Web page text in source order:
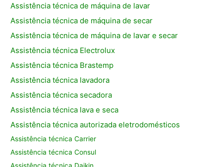
Assistência técnica de máquina de lavar
Assistência técnica de máquina de secar
Assistência técnica de máquina de lavar e secar
Assistência técnica Electrolux
Assistência técnica Brastemp
Assistência técnica lavadora
Assistência técnica secadora
Assistência técnica lava e seca
Assistência técnica autorizada eletrodomésticos
Assistência técnica Carrier
Assistência técnica Consul
Assistência técnica Daikin